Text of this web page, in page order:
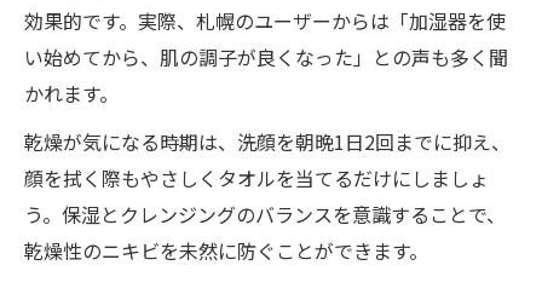
効果的です。実際、札幌のユーザーからは「加湿器を使
い始めてから、肌の調子が良くなった」との声も多く聞
かれます。
乾燥が気になる時期は、洗顔を朝晩1日2回までに抑え、
顔を拭く際もやさしくタオルを当てるだけにしましょ
う。保湿とクレンジングのバランスを意識することで、
乾燥性のニキビを未然に防ぐことができます。